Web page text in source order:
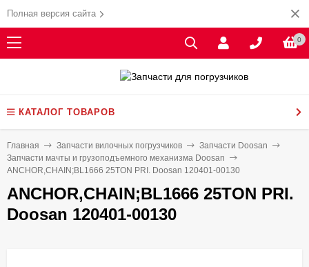
Полная версия сайта
0
КАТАЛОГ ТОВАРОВ
Главная Запчасти вилочных погрузчиков
Запчасти Doosan
Запчасти мачты и грузоподъемного механизма Doosan
ANCHOR,CHAIN;BL1666 25TON PRI. Doosan 120401-00130
ANCHOR,CHAIN;BL1666 25TON PRI.
Doosan 120401-00130